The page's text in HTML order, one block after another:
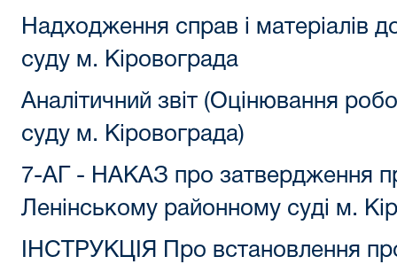
Надходження справ і матеріалів
суду м. Кіровограда
Аналітичний звіт (Оцінювання
суду м. Кіровограда)
7-АГ - НАКАЗ про затвердження
Ленінському районному суді м.
ІНСТРУКЦІЯ Про встановлення